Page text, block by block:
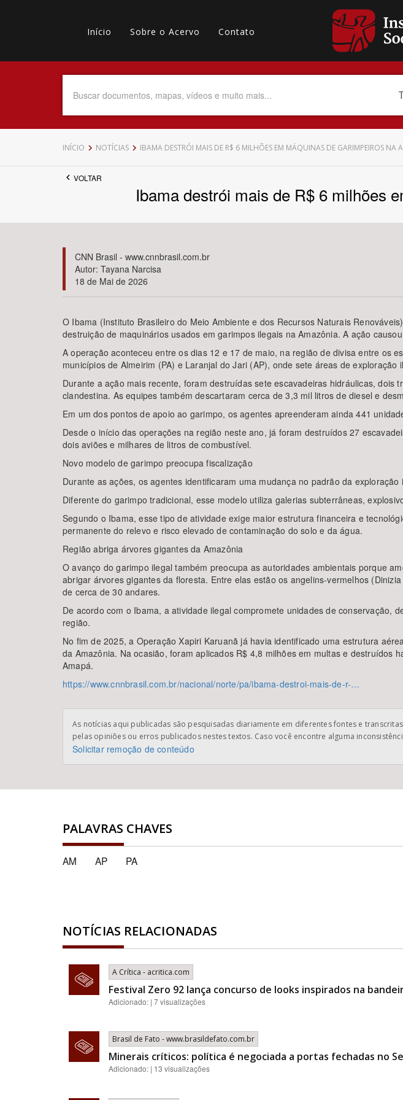
Main
navigation
Início Sobre o Acervo Contato
secundário
Data do Documento Até
Tema
Área de Levantamento
INÍCIO NOTÍCIAS IBAMA DESTRÓI MAIS DE R$ 6 MILHÕES EM MÁQUINAS DE GARIMPEIROS NA
VOLTAR
Ibama destrói mais de R$ 6 milhões
CNN Brasil - www.cnnbrasil.com.br
Autor: Tayana Narcisa
18 de Mai de 2026
O Ibama (Instituto Brasileiro do Meio Ambiente e dos Recursos Naturais
destruição de maquinários usados em garimpos ilegais na Amazônia. A ação
A operação aconteceu entre os dias 12 e 17 de maio, na região de divisa entre os
municípios de Almeirim (PA) e Laranjal do Jari (AP), onde sete áreas de exploração
Durante a ação mais recente, foram destruídas sete escavadeiras hidráulicas,
clandestina. As equipes também descartaram cerca de 3,3 mil litros de diesel e
Em um dos pontos de apoio ao garimpo, os agentes apreenderam ainda 441
Desde o início das operações na região neste ano, já foram destruídos 27
dois aviões e milhares de litros de combustível.
Novo modelo de garimpo preocupa fiscalização
Durante as ações, os agentes identificaram uma mudança no padrão da
Diferente do garimpo tradicional, esse modelo utiliza galerias subterrâneas,
Segundo o Ibama, esse tipo de atividade exige maior estrutura financeira e
permanente do relevo e risco elevado de contaminação do solo e da água.
Região abriga árvores gigantes da Amazônia
O avanço do garimpo ilegal também preocupa as autoridades ambientais porque
abrigar árvores gigantes da floresta. Entre elas estão os angelins-vermelhos
de cerca de 30 andares.
De acordo com o Ibama, a atividade ilegal compromete unidades de conservação,
região.
No fim de 2025, a Operação Xapiri Karuanã já havia identificado uma estrutura
da Amazônia. Na ocasião, foram aplicados R$ 4,8 milhões em multas e
Amapá.
https://www.cnnbrasil.com.br/nacional/norte/pa/ibama-destroi-mais-de-r-…
As notícias aqui publicadas são pesquisadas diariamente em diferentes fontes e
pelas opiniões ou erros publicados nestes textos. Caso você encontre alguma
Solicitar remoção de conteúdo
PALAVRAS CHAVES
AM AP PA
NOTÍCIAS RELACIONADAS
A Crítica - acritica.com
Festival Zero 92 lança concurso de looks inspirados na
Adicionado: | 7 visualizações
Brasil de Fato - www.brasildefato.com.br
Minerais críticos: política é negociada a portas fechadas no
Adicionado: | 13 visualizações